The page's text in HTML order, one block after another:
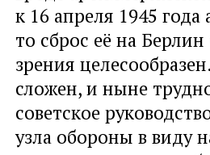
к 16 апреля 1945
то сброс её на
зрения
сложен, и ныне
советское
узла обороны в виду